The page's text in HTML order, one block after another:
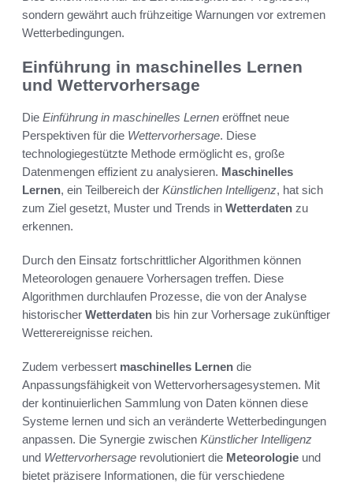
sondern gewährt auch frühzeitige Warnungen vor extremen
Wetterbedingungen.
Einführung in maschinelles Lernen
und Wettervorhersage
Die Einführung in maschinelles Lernen eröffnet neue
Perspektiven für die Wettervorhersage. Diese
technologiegestützte Methode ermöglicht es, große
Datenmengen effizient zu analysieren. Maschinelles
Lernen, ein Teilbereich der Künstlichen Intelligenz, hat sich
zum Ziel gesetzt, Muster und Trends in Wetterdaten zu
erkennen.
Durch den Einsatz fortschrittlicher Algorithmen können
Meteorologen genauere Vorhersagen treffen. Diese
Algorithmen durchlaufen Prozesse, die von der Analyse
historischer Wetterdaten bis hin zur Vorhersage zukünftiger
Wetterereignisse reichen.
Zudem verbessert maschinelles Lernen die
Anpassungsfähigkeit von Wettervorhersagesystemen. Mit
der kontinuierlichen Sammlung von Daten können diese
Systeme lernen und sich an veränderte Wetterbedingungen
anpassen. Die Synergie zwischen Künstlicher Intelligenz
und Wettervorhersage revolutioniert die Meteorologie und
bietet präzisere Informationen, die für verschiedene